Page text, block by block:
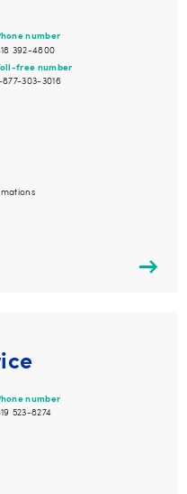
number
392-4800
free number
877-303-3016
number
523-8274